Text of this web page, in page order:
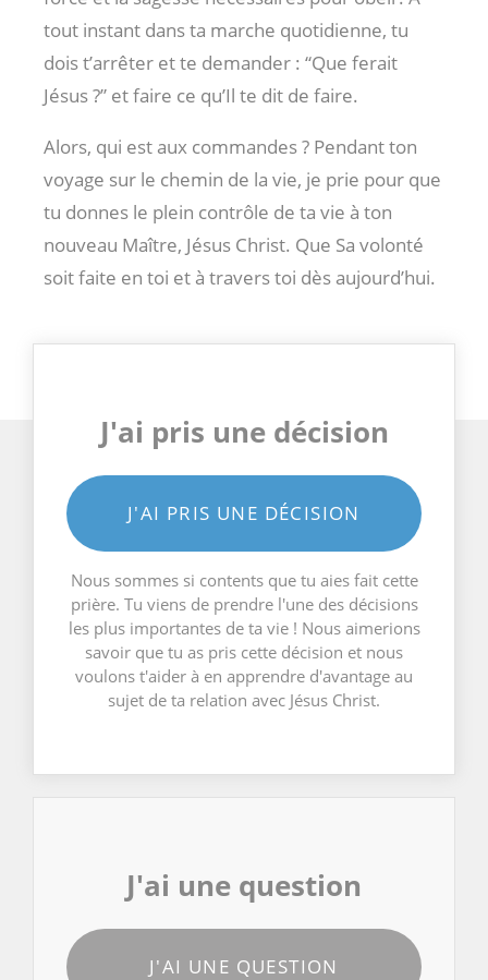
tout instant dans ta marche quotidienne, tu
dois t’arrêter et te demander : “Que ferait
Jésus ?” et faire ce qu’Il te dit de faire.
Alors, qui est aux commandes ? Pendant ton
voyage sur le chemin de la vie, je prie pour que
tu donnes le plein contrôle de ta vie à ton
nouveau Maître, Jésus Christ. Que Sa volonté
soit faite en toi et à travers toi dès aujourd’hui.
J'ai pris une décision
J'AI PRIS UNE DÉCISION
Nous sommes si contents que tu aies fait cette
prière. Tu viens de prendre l'une des décisions
les plus importantes de ta vie ! Nous aimerions
savoir que tu as pris cette décision et nous
voulons t'aider à en apprendre d'avantage au
sujet de ta relation avec Jésus Christ.
J'ai une question
J'AI UNE QUESTION